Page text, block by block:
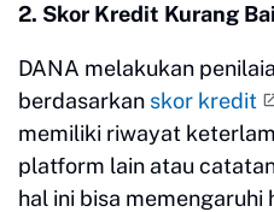
2. Skor Kredit Kurang
DANA melakukan
berdasarkan skor kredit
memiliki riwayat
platform lain atau
hal ini bisa memengaruhi